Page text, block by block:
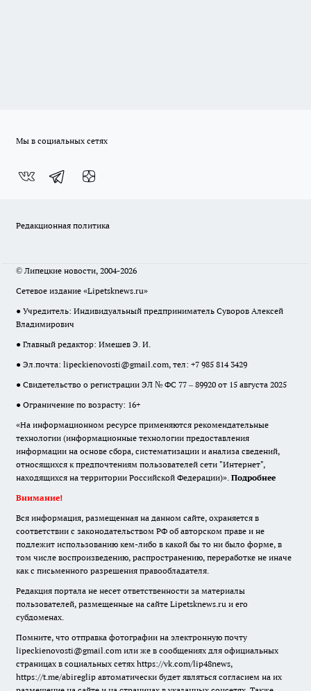
Мы в социальных сетях
Редакционная политика
© Липецкие новости, 2004-2026
Сетевое издание «Lipetsknews.ru»
● Учредитель: Индивидуальный предприниматель Суворов Алексей
Владимирович
● Главный редактор: Имешев Э. И.
● Эл.почта: lipeckienovosti@gmail.com, тел: +7 985 814 3429
● Свидетельство о регистрации ЭЛ № ФС 77 – 89920 от 15 августа 2025
● Ограничение по возрасту: 16+
«На информационном ресурсе применяются рекомендательные
технологии (информационные технологии предоставления
информации на основе сбора, систематизации и анализа сведений,
относящихся к предпочтениям пользователей сети "Интернет",
находящихся на территории Российской Федерации)». Подробнее
Внимание!
Вся информация, размещенная на данном сайте, охраняется в
соответствии с законодательством РФ об авторском праве и не
подлежит использованию кем-либо в какой бы то ни было форме, в
том числе воспроизведению, распространению, переработке не иначе
как с письменного разрешения правообладателя.
Редакция портала не несет ответственности за материалы
пользователей, размещенные на сайте Lipetsknews.ru и его
субдоменах.
Помните, что отправка фотографии на электронную почту
lipeckienovosti@gmail.com или же в сообщениях для официальных
страницах в социальных сетях https://vk.com/lip48news,
https://t.me/abireglip автоматически будет являться согласием на их